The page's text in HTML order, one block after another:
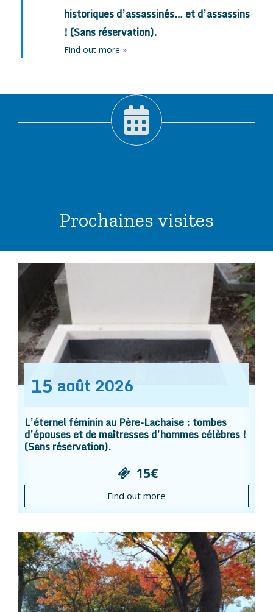
historiques d’assassinés… et d’assassins
! (Sans réservation).
Find out more »
Prochaines visites
15 août 2026
L’éternel féminin au Père-Lachaise : tombes
d’épouses et de maîtresses d’hommes célèbres !
(Sans réservation).
15€
Find out more